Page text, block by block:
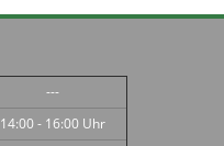
---
14:00 - 16:00 Uhr